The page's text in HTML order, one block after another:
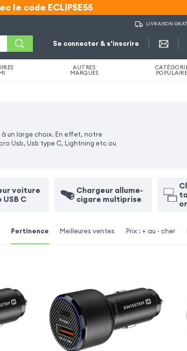
le code ECLIPSE55
le code ECLIPSE55
LIVRAISON
Se connecter & s'inscrire
AUTRES
MARQUES
un large choix. En effet, notre
Usb, Usb type C, Lightning etc ou
voiture
USB C
Chargeur allume-
cigare multiprise
Pertinence Meilleures ventes Prix : + au - cher